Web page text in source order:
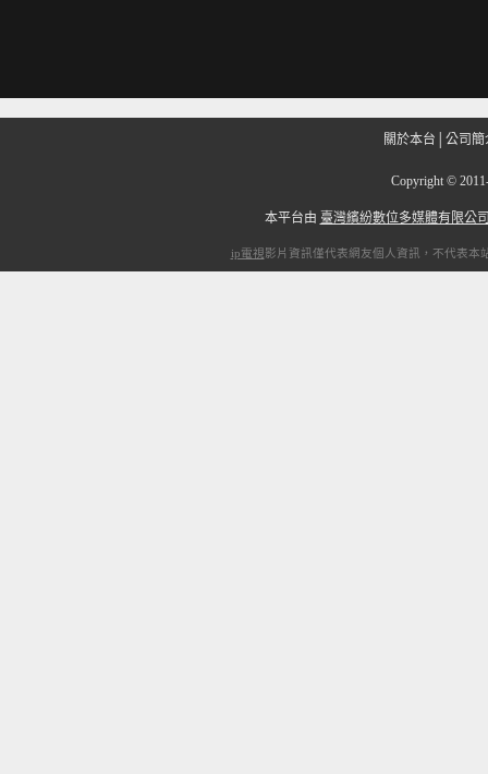
關於本台 公司簡
Copyright ©
本平台由 臺灣繽紛數位多媒體有限公
ip電視影片資訊僅代表網友個人資訊，不代表本